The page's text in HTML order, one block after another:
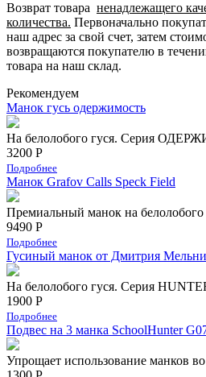
Возврат товара ненадлежащего
количества. Первоначально
наш адрес за свой счет, затем
возвращаются покупателю в
товара на наш склад.
Рекомендуем
Манок гусь одержимость
На белолобого гуся. Серия
3200 Р
Подробнее
Манок Grafov Calls Speck Field
Премиальный манок на белолобого
9490 Р
Подробнее
Гусиный манок от Дмитрия
На белолобого гуся. Серия
1900 Р
Подробнее
Подвес на 3 манка SchoolHunter
Упрощает использование манков